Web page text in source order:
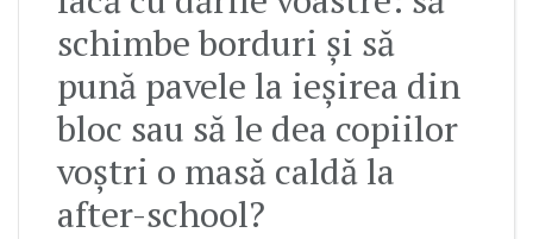
schimbe borduri și să
pună pavele la ieșirea din
bloc sau să le dea copiilor
voștri o masă caldă la
after-school?